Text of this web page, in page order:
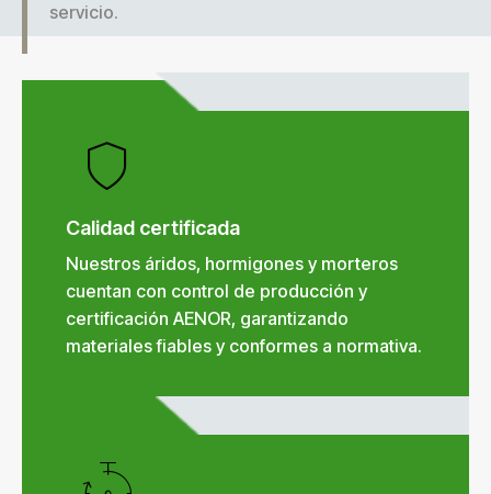
servicio.
Calidad certificada
Nuestros áridos, hormigones y morteros
cuentan con control de producción y
certificación AENOR, garantizando
materiales fiables y conformes a normativa.